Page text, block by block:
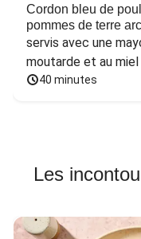
Cordon bleu de
pommes de terre
servis avec une
moutarde et au
40 minutes
Les